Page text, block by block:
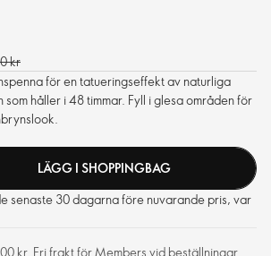
kr
för en tatueringseffekt av naturliga
håller i 48 timmar. Fyll i glesa områden för
LÄGG I SHOPPINGBAG
senaste 30 dagarna före nuvarande pris, var
kr. Fri frakt för Members vid beställningar